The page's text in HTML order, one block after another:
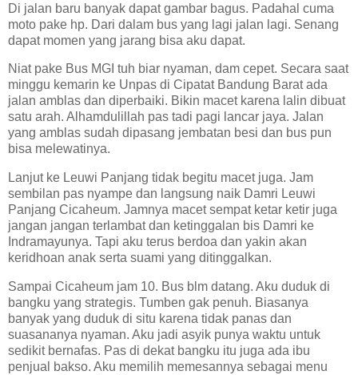
Di jalan baru banyak dapat gambar bagus. Padahal cuma
moto pake hp. Dari dalam bus yang lagi jalan lagi. Senang
dapat momen yang jarang bisa aku dapat.
Niat pake Bus MGI tuh biar nyaman, dam cepet. Secara saat
minggu kemarin ke Unpas di Cipatat Bandung Barat ada
jalan amblas dan diperbaiki. Bikin macet karena lalin dibuat
satu arah. Alhamdulillah pas tadi pagi lancar jaya. Jalan
yang amblas sudah dipasang jembatan besi dan bus pun
bisa melewatinya.
Lanjut ke Leuwi Panjang tidak begitu macet juga. Jam
sembilan pas nyampe dan langsung naik Damri Leuwi
Panjang Cicaheum. Jamnya macet sempat ketar ketir juga
jangan jangan terlambat dan ketinggalan bis Damri ke
Indramayunya. Tapi aku terus berdoa dan yakin akan
keridhoan anak serta suami yang ditinggalkan.
Sampai Cicaheum jam 10. Bus blm datang. Aku duduk di
bangku yang strategis. Tumben gak penuh. Biasanya
banyak yang duduk di situ karena tidak panas dan
suasananya nyaman. Aku jadi asyik punya waktu untuk
sedikit bernafas. Pas di dekat bangku itu juga ada ibu
penjual bakso. Aku memilih memesannya sebagai menu